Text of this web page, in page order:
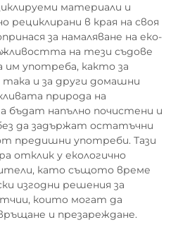
материали и
рециклирани в края на своя
за намаляване на еко-
на тези съдове
им употреба, както за
и за други домашни
природа на
напълно почистени и
да задържат остатъчни
предишни употреби. Тази
отклик у екологично
като същото време
изгодни решения за
които могат да
и презареждане.